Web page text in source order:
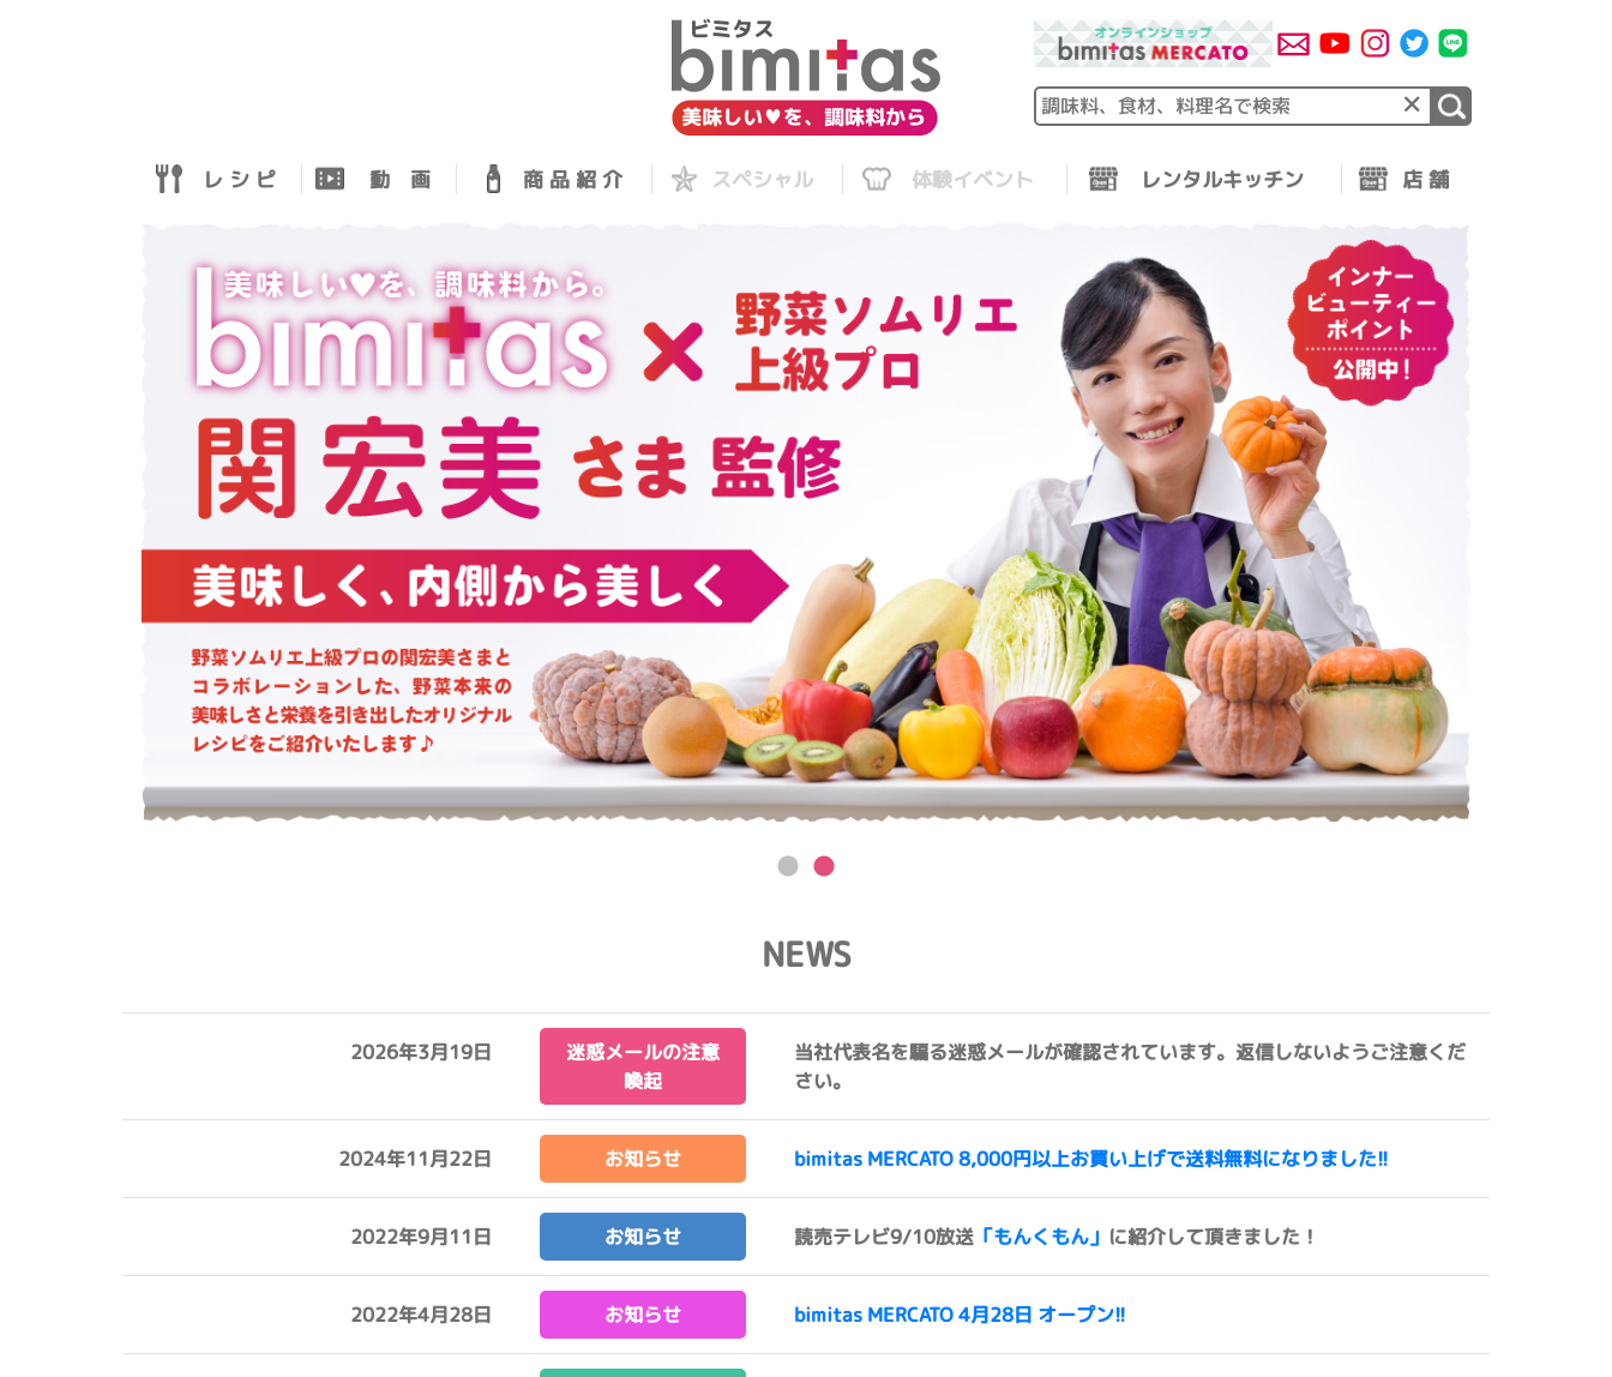
×
レ シ ピ 動 画 商 品 紹 介 スペシャル 体験イベント レンタルキッチン 店 舗
NEWS
2026年3月19日
迷惑メールの注意
喚起
当社代表名を騙る迷惑メールが確認されています。返信しないようご注意くだ
さい。
2024年11月22日 お知らせ bimitas MERCATO 8,000円以上お買い上げで送料無料になりました!!
2022年9月11日 お知らせ 読売テレビ9/10放送 「もんくもん」 に紹介して頂きました！
2022年4月28日 お知らせ bimitas MERCATO 4月28日 オープン!!